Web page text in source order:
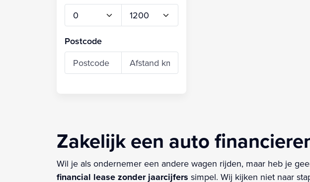
Postcode
Zakelijk een auto
Wil je als ondernemer een andere wagen rijden, maar heb je
financial lease zonder jaarcijfers simpel. Wij kijken niet naar